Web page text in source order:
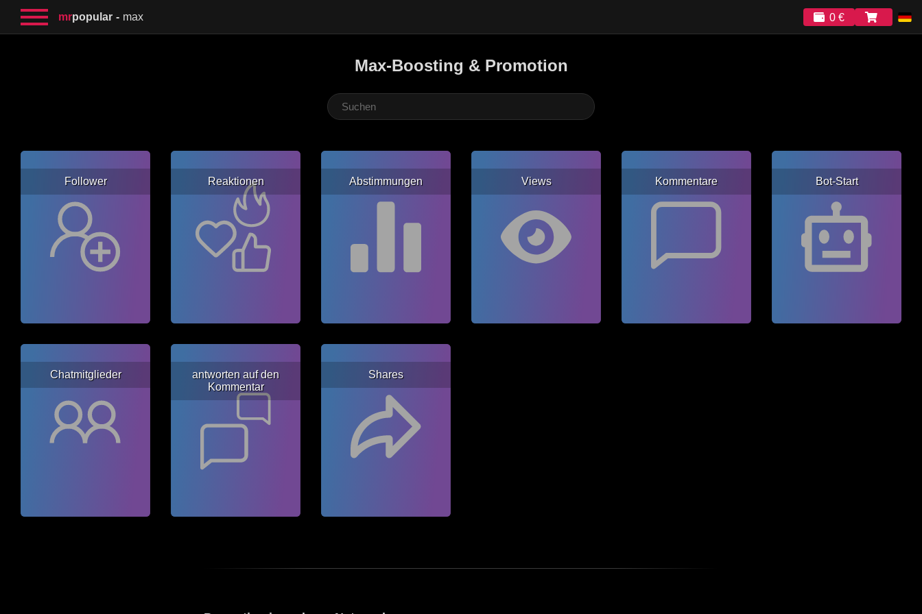
mrpopular max 0 €
Max-Boosting & Promotion
Follower Reaktionen Abstimmungen Views Kommentare Bot-Start
Chatmitglieder
antworten auf den
Kommentar
Shares